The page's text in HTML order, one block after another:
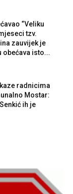
“Veliku
tzv.
zauvijek je
obećava isto...
radnicima
Mostar:
ih je